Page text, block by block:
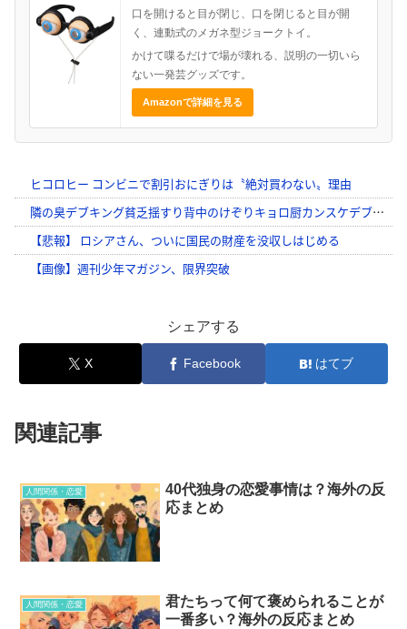
口を開けると目が閉じ、口を閉じると目が開
く、連動式のメガネ型ジョークトイ。
かけて喋るだけで場が壊れる、説明の一切いら
ない一発芸グッズです。
Amazonで詳細を見る
シェアする
X Facebook はてブ
関連記事
人間関係・恋愛
40代独身の恋愛事情は？海外の反
応まとめ
人間関係・恋愛
君たちって何て褒められることが
一番多い？海外の反応まとめ